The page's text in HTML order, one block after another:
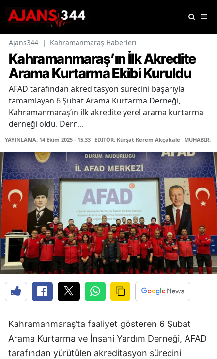
Ajans344 | Kahramanmaraş Haberleri
Kahramanmaraş’ın İlk Akredite
Arama Kurtarma Ekibi Kuruldu
AFAD tarafından akreditasyon sürecini başarıyla
tamamlayan 6 Şubat Arama Kurtarma Derneği,
Kahramanmaraş’ın ilk akredite yerel arama kurtarma
derneği oldu. Dern...
YAYINLAMA: 14 Ekim 2025 - 15:33 EDİTÖR: Kürşat Kerem Akçakale MUHABİR:
Kahramanmaraş’ta faaliyet gösteren 6 Şubat
Arama Kurtarma ve İnsani Yardım Derneği, AFAD
tarafından yürütülen akreditasyon sürecini